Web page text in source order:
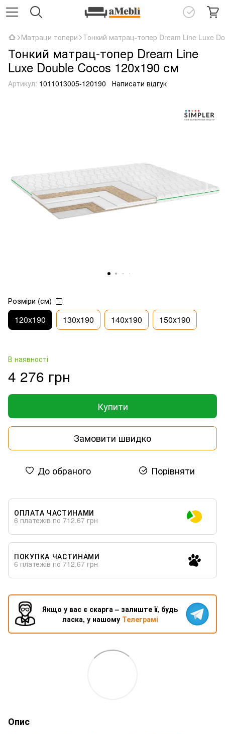
Матраци топери Тонкий матрац-топер Dream Line Luxe
Тонкий матрац-топер Dream Line
Luxe Double Cocos 120х190 см
Артикул: 1011013005-120190 Написати відгук
Розміри (см)
120x190 130x190 140x190 150x190
В наявності
4 276 грн
Купити
Замовити швидко
До обраного Порівняти
ОПЛАТА ЧАСТИНАМИ
6 платежів по 712.67 грн
ПОКУПКА ЧАСТИНАМИ
6 платежів по 712.67 грн
Якщо у вас є скарга – залиште її, будь
ласка, у нашому Телеграмі
Опис